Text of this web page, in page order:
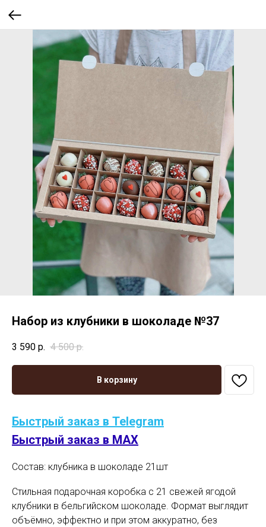
Набор из клубники в шоколаде №37
3 590 р. 4 500 р.
В корзину
Быстрый заказ в Telegram
Быстрый заказ в MAX
Состав: клубника в шоколаде 21шт
Стильная подарочная коробка с 21 свежей ягодой
клубники в бельгийском шоколаде. Формат выглядит
объёмно, эффектно и при этом аккуратно, без